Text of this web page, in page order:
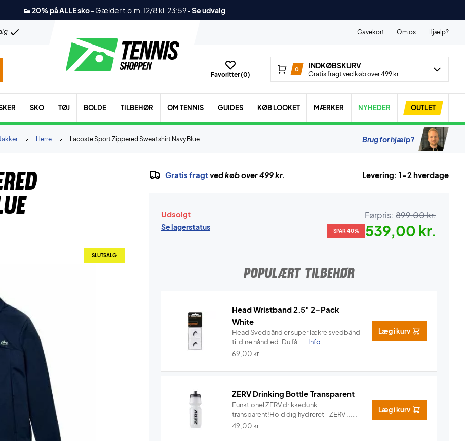
👟 20% på ALLE sko- Gælder t.o.m. 12/8 kl. 23:59-Se udvalg
Gavekort Om os Hjælp?
Favoritter (0)
0 INDKØBSKURV
Gratis fragt ved køb over 499 kr.
SKO TØJ BOLDE TILBEHØR OM TENNIS GUIDES KØB LOOKET MÆRKER NYHEDER OUTLET
Lacoste Sport Zippered Sweatshirt Navy Blue
Herre
Jakker Brug for hjælp?
SLUTSALG
Gratis fragtved køb over 499 kr. Levering: 1-2 hverdage
Udsolgt
Se lagerstatus
Førpris: 899,00 kr.
SPAR 40% 539,00 kr.
POPULÆRT TILBEHØR
Head Wristband 2.5" 2-Pack
White
Head Svedbånd er super lækre svedbånd
til dine håndled. Du få...
Info
69,00 kr.
Læg i kurv
ZERV Drinking Bottle Transparent
Funktionel ZERV drikkedunk i
transparent!Hold dig hydreret - ZERV ...
Info
49,00 kr.
Læg i kurv